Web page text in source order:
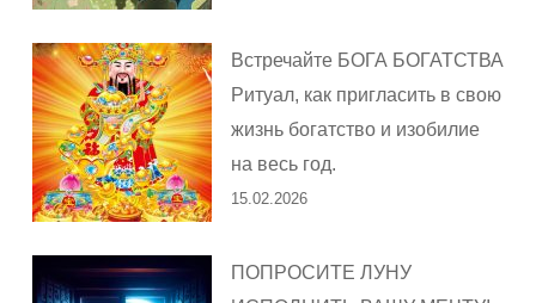
Встречайте БОГА БОГАТСТВА
Ритуал, как пригласить в свою
жизнь богатство и изобилие
на весь год.
15.02.2026
ПОПРОСИТЕ ЛУНУ